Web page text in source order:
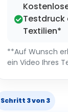
Testdruck
Textilien*
**Auf Wunsch
ein Video Ihres
Schritt 3 von 3